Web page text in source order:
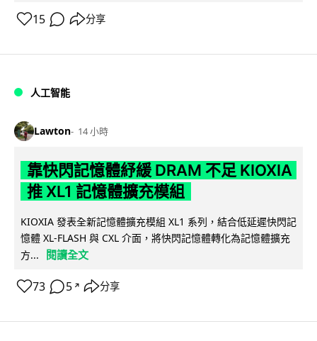
15 分享
人工智能
Lawton 14 小時
靠快閃記憶體紓緩 DRAM 不足 KIOXIA
推 XL1 記憶體擴充模組
KIOXIA 發表全新記憶體擴充模組 XL1 系列，結合低延遲快閃記
憶體 XL-FLASH 與 CXL 介面，將快閃記憶體轉化為記憶體擴充
方...
閱讀全文
73 5 ↗ 分享